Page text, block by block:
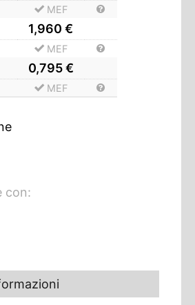
MEF
1,960 €
MEF
0,795€
MEF
con: